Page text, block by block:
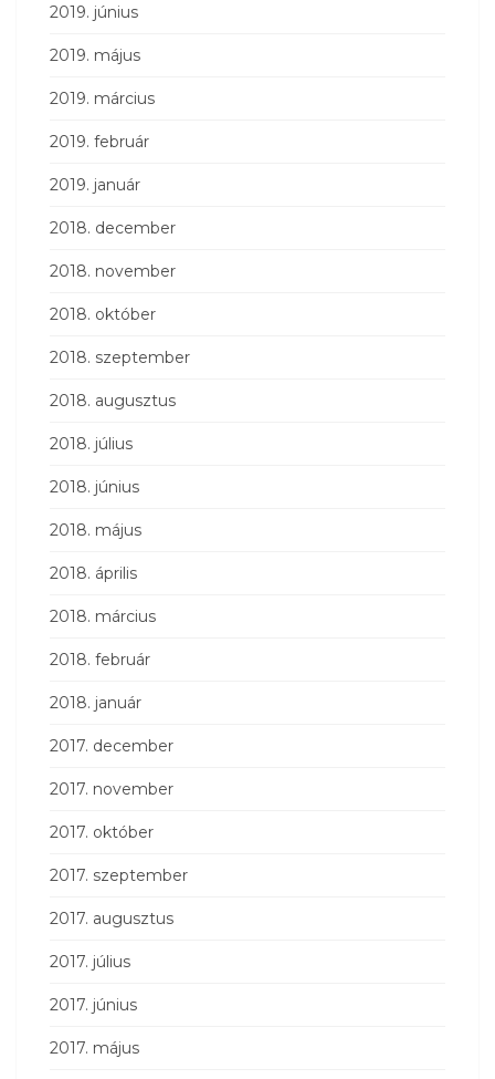
2019. június
2019. május
2019. március
2019. február
2019. január
2018. december
2018. november
2018. október
2018. szeptember
2018. augusztus
2018. július
2018. június
2018. május
2018. április
2018. március
2018. február
2018. január
2017. december
2017. november
2017. október
2017. szeptember
2017. augusztus
2017. július
2017. június
2017. május